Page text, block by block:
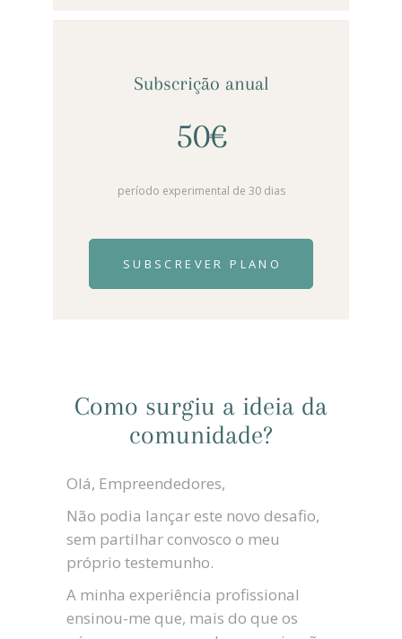
Subscrição anual
50€
período experimental de 30 dias
SUBSCREVER PLANO
Como surgiu a ideia da
comunidade?
Olá, Empreendedores,
Não podia lançar este novo desafio,
sem partilhar convosco o meu
próprio testemunho.
A minha experiência profissional
ensinou-me que, mais do que os